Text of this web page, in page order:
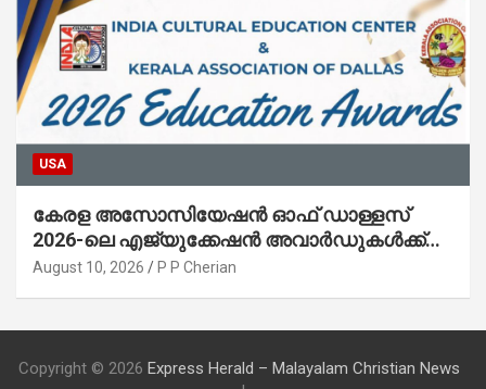
USA
കേരള അസോസിയേഷൻ ഓഫ് ഡാള്ളസ്
2026-ലെ എജ്യുക്കേഷൻ അവാർഡുകൾക്ക്
അപേക്ഷ ക്ഷണിച്ചു
August 10, 2026 P P Cherian
Copyright © 2026 Express Herald – Malayalam Christian News